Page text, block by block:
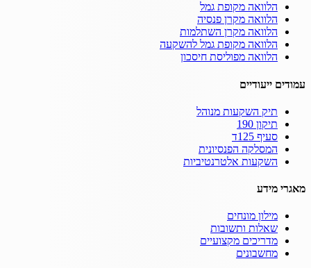
הלוואה מקופת גמל
הלוואה מקרן פנסיה
הלוואה מקרן השתלמות
הלוואה מקופת גמל להשקעה
הלוואה מפוליסת חיסכון
עמודים ייעודיים
תיק השקעות מנוהל
תיקון 190
סעיף 125ד
המסלקה הפנסיונית
השקעות אלטרנטיביות
מאגרי מידע
מילון מונחים
שאלות ותשובות
מדריכים מקצועיים
מחשבונים